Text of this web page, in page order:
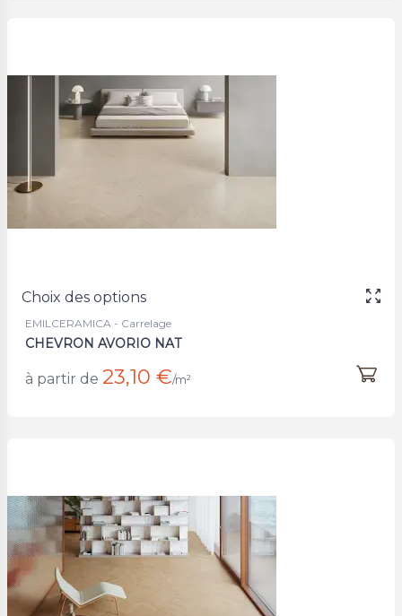
Choix des options
EMILCERAMICA - Carrelage
CHEVRON AVORIO NAT
à partir de 23,10 €/m²